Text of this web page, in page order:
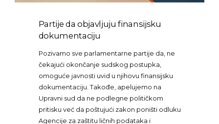
Partije da objavljuju finansijsku
dokumentaciju
Pozivamo sve parlamentarne partije da, ne
čekajući okončanje sudskog postupka,
omoguće javnosti uvid u njihovu finansijsku
dokumentaciju. Takođe, apelujemo na
Upravni sud da ne podlegne političkom
pritisku već da poštujući zakon poništi odluku
Agencije za zaštitu ličnih podataka i